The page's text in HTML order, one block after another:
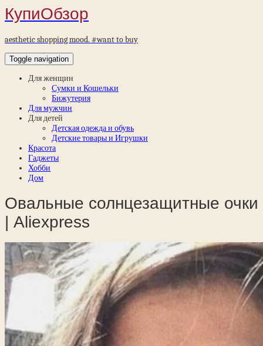
КупиОбзор
aesthetic shopping mood. #want to buy
Toggle navigation
Для женщин
Сумки и Кошельки
Бижутерия
Для мужчин
Для детей
Детская одежда и обувь
Детские товары и Игрушки
Красота
Гаджеты
Хобби
Дом
Овальные солнцезащитные очки
| Aliexpress